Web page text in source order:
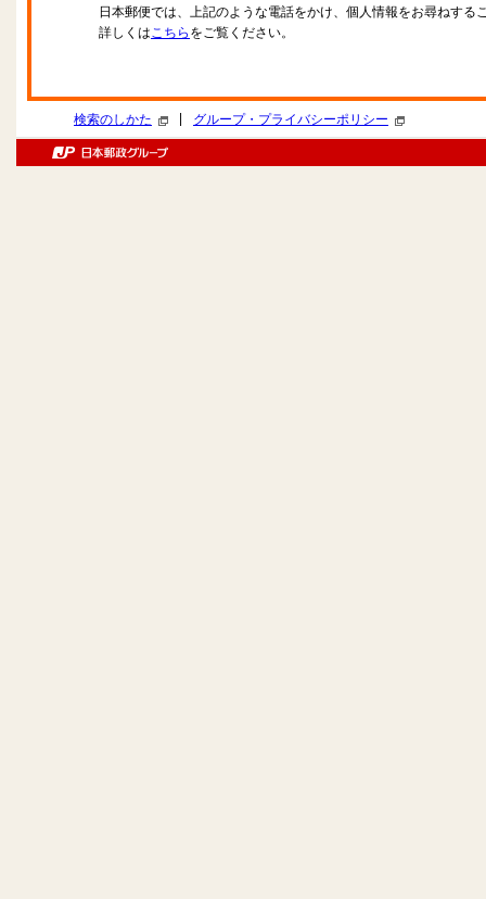
日本郵便では、上記のような電話をかけ、個人情報をお尋ねする
詳しくはこちら をご覧ください。
検索のしかた グループ・プライバシーポリシー